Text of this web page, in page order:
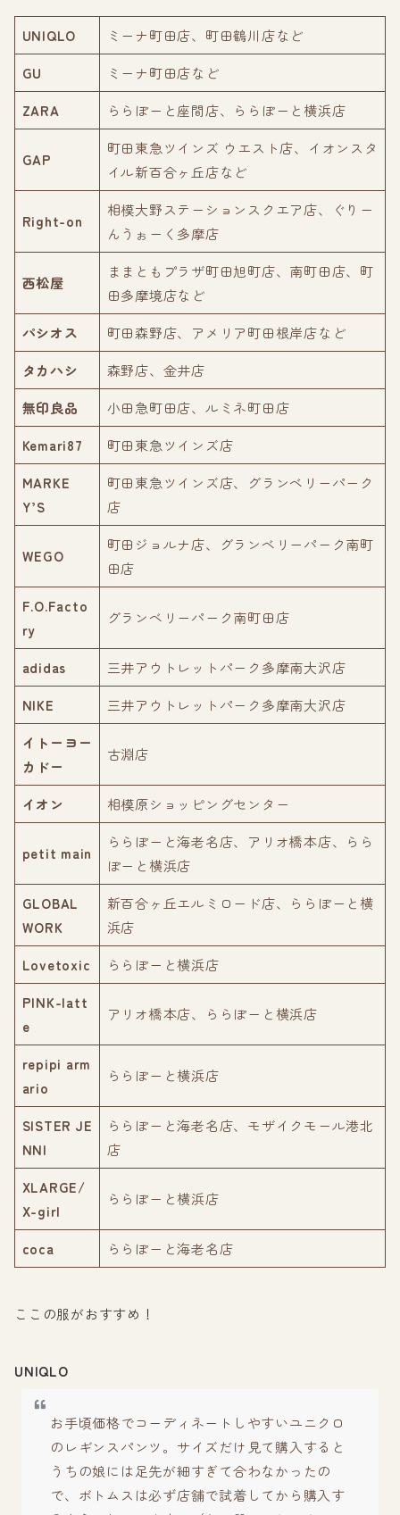
UNIQLO
ミーナ町田店、町田鶴川店など
GU
ミーナ町田店など
ZARA
ららぽーと座間店、ららぽーと横浜店
GAP
町田東急ツインズ ウエスト店、イオンスタ
イル新百合ヶ丘店など
Right-on
相模大野ステーションスクエア店、ぐりー
んうぉーく多摩店
西松屋
ままともプラザ町田旭町店、南町田店、町
田多摩境店など
パシオス
町田森野店、アメリア町田根岸店など
タカハシ
森野店、金井店
無印良品
小田急町田店、ルミネ町田店
Kemari87
町田東急ツインズ店
MARKE
Y’S
町田東急ツインズ店、グランベリーパーク
店
WEGO
町田ジョルナ店、グランベリーパーク南町
田店
F.O.Facto
ry
グランベリーパーク南町田店
adidas
三井アウトレットパーク多摩南大沢店
NIKE
三井アウトレットパーク多摩南大沢店
イトーヨー
カドー
古淵店
イオン 相模原ショッピングセンター
petit main
ららぽーと海老名店、アリオ橋本店、らら
ぽーと横浜店
GLOBAL
WORK
新百合ヶ丘エルミロード店、ららぽーと横
浜店
Lovetoxic
ららぽーと横浜店
PINK-latt
e
アリオ橋本店、ららぽーと横浜店
repipi arm
ario
ららぽーと横浜店
SISTER JE
NNI
ららぽーと海老名店、モザイクモール港北
店
XLARGE/
X-girl
ららぽーと横浜店
coca ららぽーと海老名店
ここの服がおすすめ！
UNIQLO
お手頃価格でコーディネートしやすいユニクロ
のレギンスパンツ。サイズだけ見て購入すると
うちの娘には足先が細すぎて合わなかったの
で、ボトムスは必ず店舗で試着してから購入す